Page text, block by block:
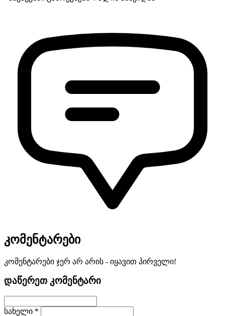
კომენტარები
კომენტარები ჯერ არ არის - იყავით პირველი!
დაწერეთ კომენტარი
სახელი *